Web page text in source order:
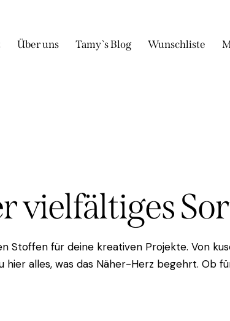
Über uns Tamy`s Blog Wunschliste
vielfältiges
Stoffen für deine kreativen Projekte. Von
alles, was das Näher-Herz begehrt. Ob